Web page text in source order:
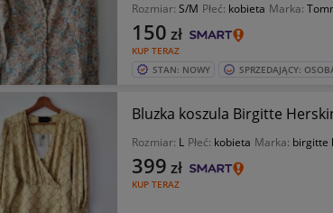
Rozmiar: S/M Płeć: kobieta Marka:
KUP TERAZ
150 zł
STAN: NOWY SPRZEDAJĄCY:
Bluzka koszula Birgitte
Rozmiar: L Płeć: kobieta Marka: birgitte
KUP TERAZ
399 zł